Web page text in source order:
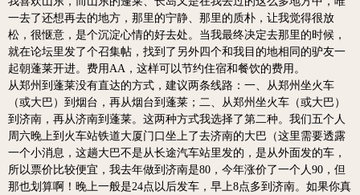
一去了还想再去的地方，那里的宁静、那里的质朴，让我觉得很放
松，很惬意，是个沉淀心情的好去处。 当我最终决定去那里的时候，
就在论坛里发了个召集帖，找到了另外四个和我目的地相同的驴友一
起朝蓬莱开进。费用AA，这样可以节约住宿和餐饮的费用。
从郑州到蓬莱没有直达的方式，建议两条线路：一、从郑州坐火车
（或大巴）到烟台，再从烟台到蓬莱；二、从郑州坐火车（或大巴）
到济南，再从济南到蓬莱。这两种方式我选择了第二种。我们五个人
周六晚上到火车站铁道大厦门口坐上了去济南的大巴（这里需要透露
一个小消息，这趟大巴不是从长途汽车站里发的，是从外面发的车，
所以票价比较便宜，我去年做到济南是80，今年涨价了一个人90，但
那也划算啊！晚上一般是24点以后发车，早上8点多到济南。如果你真